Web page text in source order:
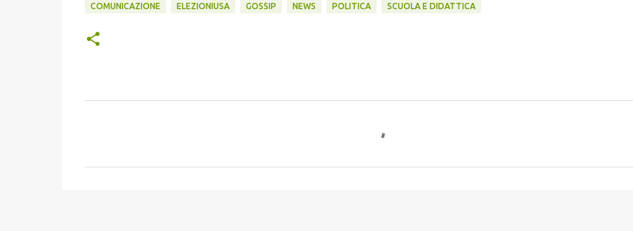
COMUNICAZIONE ELEZIONIUSA GOSSIP NEWS POLITICA SCUOLA E DIDATTICA